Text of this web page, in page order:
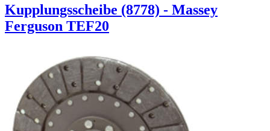
Kupplungsscheibe (8778) - Massey
Ferguson TEF20